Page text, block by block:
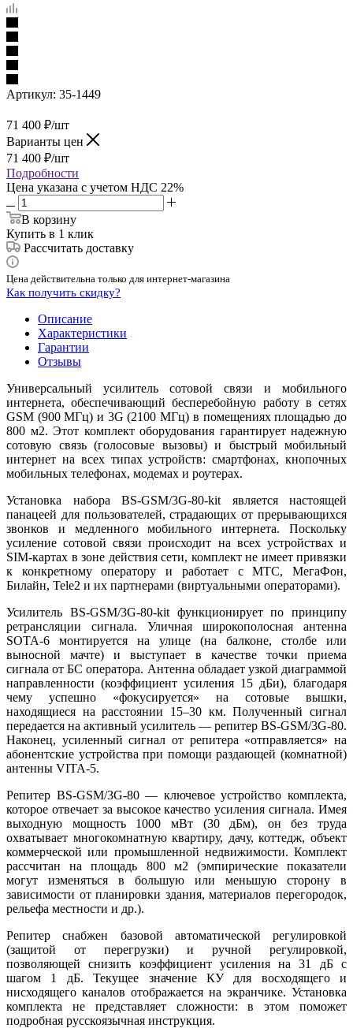
Артикул: 35-1449
71 400 ₽/шт
Варианты цен
71 400 ₽/шт
Подробности
Цена указана с учетом НДС 22%
В корзину
Купить в 1 клик
Рассчитать доставку
Цена действительна только для интернет-магазина
Как получить скидку?
Описание
Характеристики
Гарантии
Отзывы
Универсальный усилитель сотовой связи и мобильного
интернета, обеспечивающий бесперебойную работу в сетях
GSM (900 МГц) и 3G (2100 МГц) в помещениях площадью до
800 м2. Этот комплект оборудования гарантирует надежную
сотовую связь (голосовые вызовы) и быстрый мобильный
интернет на всех типах устройств: смартфонах, кнопочных
мобильных телефонах, модемах и роутерах.
Установка набора BS-GSM/3G-80-kit является настоящей
панацеей для пользователей, страдающих от прерывающихся
звонков и медленного мобильного интернета. Поскольку
усиление сотовой связи происходит на всех устройствах и
SIM-картах в зоне действия сети, комплект не имеет привязки
к конкретному оператору и работает с МТС, МегаФон,
Билайн, Tele2 и их партнерами (виртуальными операторами).
Усилитель BS-GSM/3G-80-kit функционирует по принципу
ретрансляции сигнала. Уличная широкополосная антенна
SOTA-6 монтируется на улице (на балконе, столбе или
выносной мачте) и выступает в качестве точки приема
сигнала от БС оператора. Антенна обладает узкой диаграммой
направленности (коэффициент усиления 15 дБи), благодаря
чему успешно «фокусируется» на сотовые вышки,
находящиеся на расстоянии 15–30 км. Полученный сигнал
передается на активный усилитель — репитер BS-GSM/3G-80.
Наконец, усиленный сигнал от репитера «отправляется» на
абонентские устройства при помощи раздающей (комнатной)
антенны VITA-5.
Репитер BS-GSM/3G-80 — ключевое устройство комплекта,
которое отвечает за высокое качество усиления сигнала. Имея
выходную мощность 1000 мВт (30 дБм), он без труда
охватывает многокомнатную квартиру, дачу, коттедж, объект
коммерческой или промышленной недвижимости. Комплект
рассчитан на площадь 800 м2 (эмпирические показатели
могут изменяться в большую или меньшую сторону в
зависимости от планировки здания, материалов перегородок,
рельефа местности и др.).
Репитер снабжен базовой автоматической регулировкой
(защитой от перегрузки) и ручной регулировкой,
позволяющей снизить коэффициент усиления на 31 дБ с
шагом 1 дБ. Текущее значение КУ для восходящего и
нисходящего каналов отображается на экранчике. Установка
комплекта не представляет сложности: в этом поможет
подробная русскоязычная инструкция.